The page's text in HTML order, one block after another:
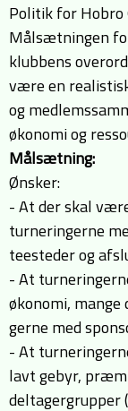
Politik for Hobro
Målsætningen
klubbens
være en
og
økonomi og
Målsætning:
Ønsker:
- At der skal
turneringerne
teesteder og
- At
økonomi, mange
gerne med
- At
lavt gebyr,
deltagergrupper